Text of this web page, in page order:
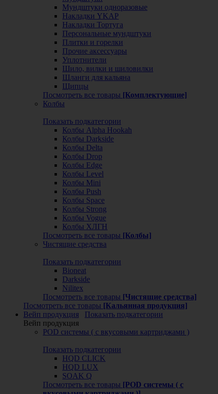
Мундштуки одноразовые
Накладки YKAP
Накладки Тортуга
Персональные мундштуки
Плитки и горелки
Прочие аксессуары
Уплотнители
Шило, вилки и шиловилки
Шланги для кальяна
Щипцы
Посмотреть все товары [Комплектующие]
Колбы
Показать подкатегории
Колбы Alpha Hookah
Колбы Darkside
Колбы Delta
Колбы Drop
Колбы Edge
Колбы Level
Колбы Mini
Колбы Push
Колбы Space
Колбы Strong
Колбы Vogue
Колбы ХЛГН
Посмотреть все товары [Колбы]
Чистящие средства
Показать подкатегории
Bioneat
Darkside
Nilitex
Посмотреть все товары [Чистящие средства]
Посмотреть все товары [Кальянная продукция]
Вейп продукция
Показать подкатегории
Вейп продукция
POD системы ( с вкусовыми картриджами )
Показать подкатегории
HQD CLICK
HQD LUX
SOAK Q
Посмотреть все товары [POD системы ( с